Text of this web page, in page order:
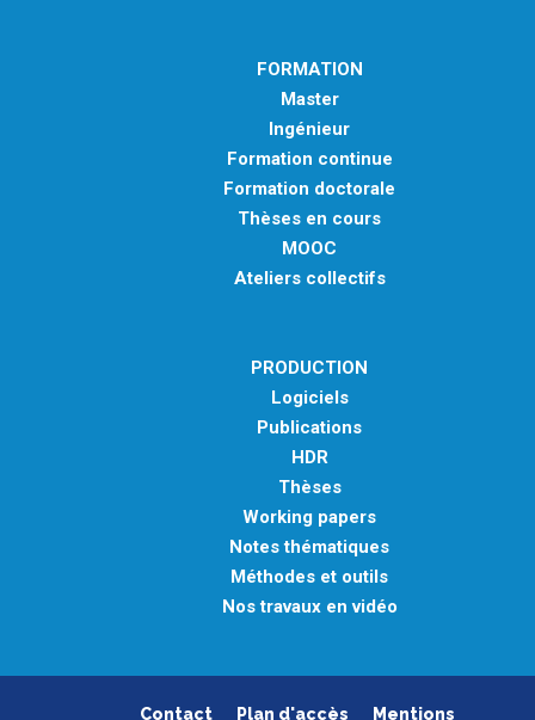
FORMATION
Master
Ingénieur
Formation continue
Formation doctorale
Thèses en cours
MOOC
Ateliers collectifs
PRODUCTION
Logiciels
Publications
HDR
Thèses
Working papers
Notes thématiques
Méthodes et outils
Nos travaux en vidéo
Contact Plan d'accès Mentions